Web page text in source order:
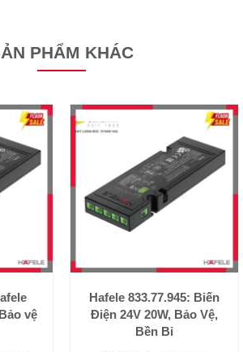
PHẨM KHÁC
vệ
Hafele 833.77.945: Biến
Điện 24V 20W, Bảo Vệ,
Bền Bỉ